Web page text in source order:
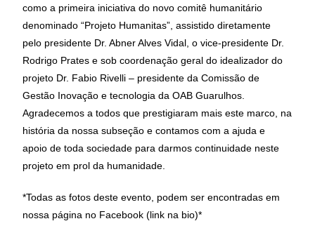
como a primeira iniciativa do novo comitê humanitário
denominado “Projeto Humanitas”, assistido diretamente
pelo presidente Dr. Abner Alves Vidal, o vice-presidente Dr.
Rodrigo Prates e sob coordenação geral do idealizador do
projeto Dr. Fabio Rivelli – presidente da Comissão de
Gestão Inovação e tecnologia da OAB Guarulhos.
Agradecemos a todos que prestigiaram mais este marco, na
história da nossa subseção e contamos com a ajuda e
apoio de toda sociedade para darmos continuidade neste
projeto em prol da humanidade.
*Todas as fotos deste evento, podem ser encontradas em
nossa página no Facebook (link na bio)*